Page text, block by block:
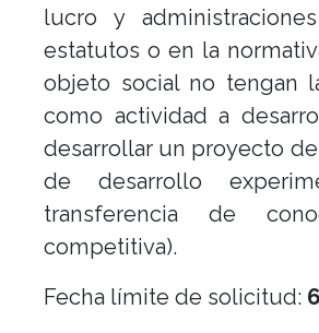
lucro y
estatutos o en la
objeto social no tengan
como actividad a
desarrollar un proyecto
de desarrollo
transferencia de
competitiva).
Fecha límite de solicitud: